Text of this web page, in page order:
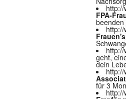
FPA-
geht,
dein
für 3